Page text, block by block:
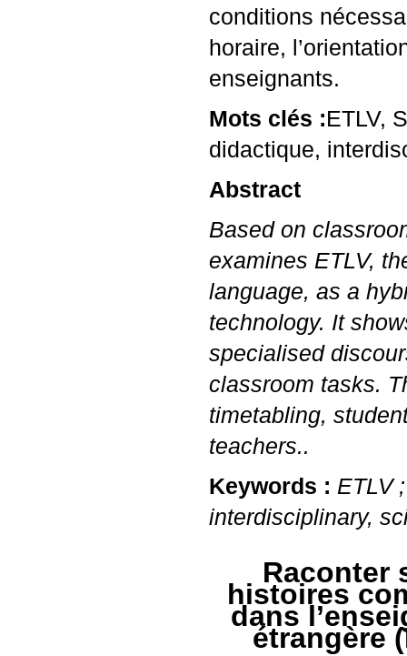
conditions
horaire,
enseignants.
Mots clés :ETLV,
didactique,
Abstract
Based on
examines ETLV,
language, as a
technology. It
specialised
classroom tasks.
timetabling,
teachers..
Keywords : ETLV
interdisciplinary,
Raconter
histoires
dans
étrangère (